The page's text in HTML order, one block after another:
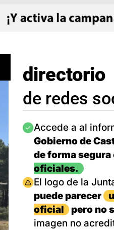
directorio
de redes
Imagen
Accede a al
Gobierno de
de forma segura
oficiales.
Imagen
El logo de la
puede parecer
oficial
pero no
imagen no